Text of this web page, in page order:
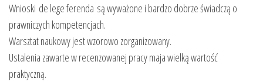
Wnioski de lege ferenda są wyważone i bardzo dobrze świadczą o
prawniczych kompetencjach.
Warsztat naukowy jest wzorowo zorganizowany.
Ustalenia zawarte w recenzowanej pracy maja wielką wartość
praktyczną.